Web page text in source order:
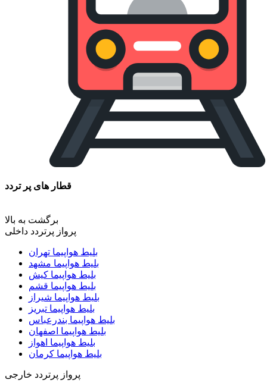
قطار های پر تردد
پرواز پرتردد داخلی
بلیط هواپیما تهران
بلیط هواپیما مشهد
بلیط هواپیما کیش
بلیط هواپیما قشم
بلیط هواپیما شیراز
بلیط هواپیما تبریز
بلیط هواپیما بندرعباس
بلیط هواپیما اصفهان
بلیط هواپیما اهواز
بلیط هواپیما کرمان
پرواز پرتردد خارجی